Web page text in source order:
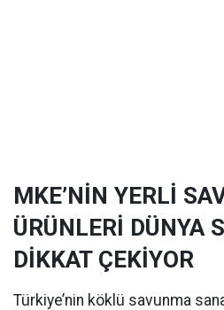
MKE’NİN YERLİ
ÜRÜNLERİ DÜNYA
DİKKAT ÇEKİYOR
Türkiye’nin köklü savunma